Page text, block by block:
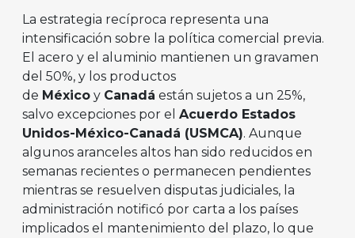
La estrategia recíproca representa una
intensificación sobre la política comercial previa.
El acero y el aluminio mantienen un gravamen
del 50%, y los productos
de México y Canadá están sujetos a un 25%,
salvo excepciones por el Acuerdo Estados
Unidos-México-Canadá (USMCA). Aunque
algunos aranceles altos han sido reducidos en
semanas recientes o permanecen pendientes
mientras se resuelven disputas judiciales, la
administración notificó por carta a los países
implicados el mantenimiento del plazo, lo que